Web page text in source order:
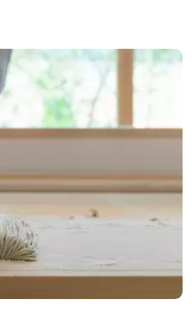
させた上質な牛肉を塊でじっくり
味わいの繊細さと豪快さをコース
、フランスで活躍するシェフ・手